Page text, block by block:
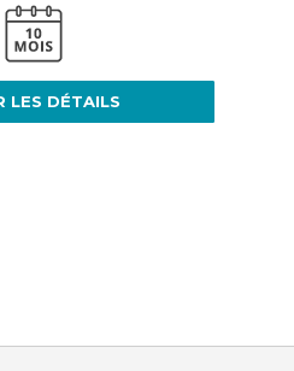
LES DÉTAILS